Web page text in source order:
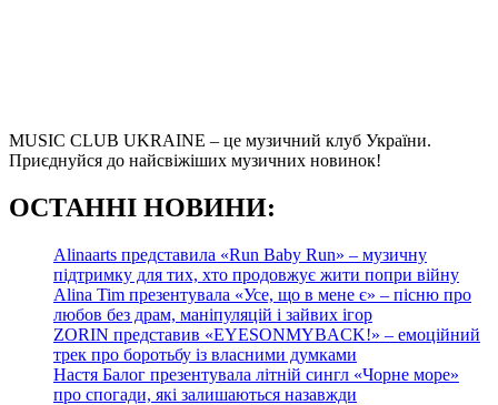
MUSIC CLUB UKRAINE – це музичний клуб України.
Приєднуйся до найсвіжіших музичних новинок!
ОСТАННІ НОВИНИ:
Alinaarts представила «Run Baby Run» – музичну
підтримку для тих, хто продовжує жити попри війну
Alina Tim презентувала «Усе, що в мене є» – пісню про
любов без драм, маніпуляцій і зайвих ігор
ZORIN представив «EYESONMYBACK!» – емоційний
трек про боротьбу із власними думками
Настя Балог презентувала літній сингл «Чорне море»
про спогади, які залишаються назавжди